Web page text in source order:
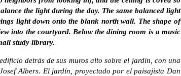
the light during the day. The same balanced light
light down onto the blank north wall. The shape of
into the courtyard. Below the dining room is a music
study library.
detrás de sus muros alto sobre el jardín, con una
Albers. El jardín, proyectado por el paisajista Dan